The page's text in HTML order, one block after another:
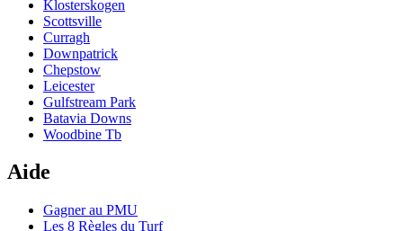
Klosterskogen
Scottsville
Curragh
Downpatrick
Chepstow
Leicester
Gulfstream Park
Batavia Downs
Woodbine Tb
Aide
Gagner au PMU
Les 8 Règles du Turf